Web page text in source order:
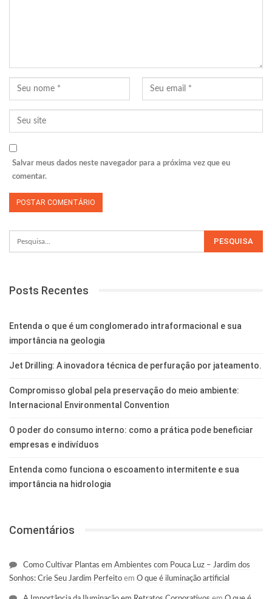
Salvar meus dados neste navegador para a próxima vez que eu
comentar.
Posts Recentes
Entenda o que é um conglomerado intraformacional e sua
importância na geologia
Jet Drilling: A inovadora técnica de perfuração por jateamento.
Compromisso global pela preservação do meio ambiente:
Internacional Environmental Convention
O poder do consumo interno: como a prática pode beneficiar
empresas e indivíduos
Entenda como funciona o escoamento intermitente e sua
importância na hidrologia
Comentários
Como Cultivar Plantas em Ambientes com Pouca Luz – Jardim dos
Sonhos: Crie Seu Jardim Perfeito em O que é iluminação artificial